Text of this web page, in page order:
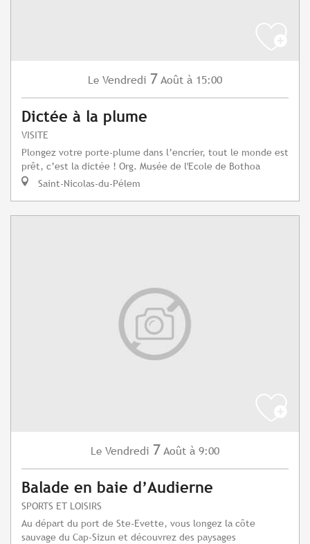
Le Vendredi 7 Août à 15:00
Dictée à la plume
VISITE
Plongez votre porte-plume dans l’encrier, tout le monde est
prêt, c’est la dictée ! Org. Musée de l'Ecole de Bothoa
Saint-Nicolas-du-Pélem
Le Vendredi 7 Août à 9:00
Balade en baie d’Audierne
SPORTS ET LOISIRS
Au départ du port de Ste-Evette, vous longez la côte
sauvage du Cap-Sizun et découvrez des paysages